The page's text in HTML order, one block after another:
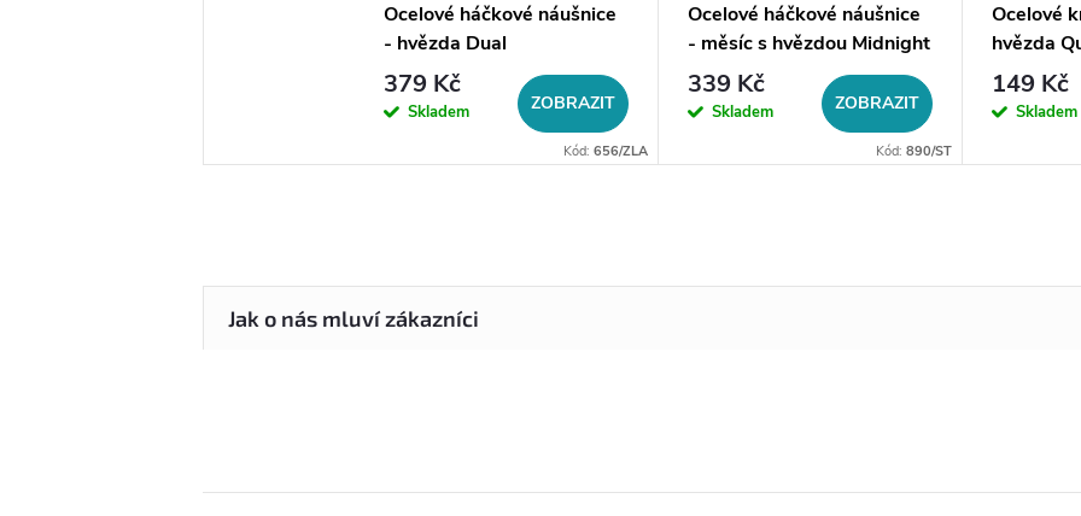
Ocelové háčkové náušnice
- hvězda Dual
379 Kč
Skladem ZOBRAZIT
Kód: 656/ZLA
Ocelové háčkové náušnice
- měsíc s hvězdou Midnight
339 Kč
Skladem ZOBRAZIT
Kód: 890/ST
Ocelové
hvězda
149 Kč
Skladem